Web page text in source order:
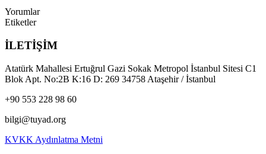
Yorumlar
Etiketler
İLETİŞİM
Atatürk Mahallesi Ertuğrul Gazi Sokak Metropol İstanbul Sitesi C1
Blok Apt. No:2B K:16 D: 269 34758 Ataşehir / İstanbul
+90 553 228 98 60
bilgi@tuyad.org
KVKK Aydınlatma Metni